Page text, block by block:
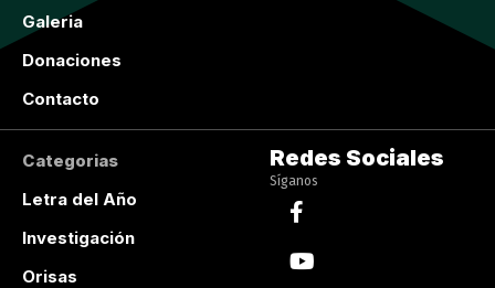
Galeria
Donaciones
Contacto
Categorias
Letra del Año
Investigación
Orisas
Redes Sociales
Síganos